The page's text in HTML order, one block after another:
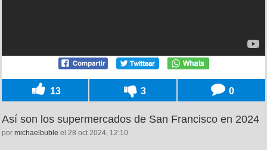
13 3 0
Así son los supermercados de San Francisco en 2024
por michaelbuble el 28 oct 2024, 12:10